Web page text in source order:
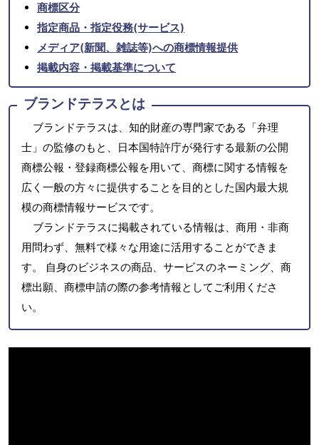
商標区分
指定商品・指定役務(サービス)
メディア(新聞、雑誌等)への商標情報提供
掲載内容・掲載基準について
ブランドテラスとは
ブランドテラスは、知的財産の専門家である「弁理
士」の監修のもと、日本国特許庁が発行する最新の公開
商標公報・登録商標公報を用いて、商標に関する情報を
広く一般の方々に提供することを目的とした国内最大規
模の商標情報サービスです。
ブランドテラスに掲載されている情報は、商用・非商
用問わず、無料で様々な用途に活用することができま
す。 自身のビジネスの商品、サービスのネーミング、商
標出願、商標申請の際の参考情報としてご利用くださ
い。